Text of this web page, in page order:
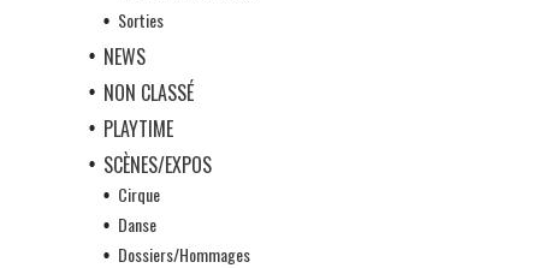
Sorties
NEWS
NON CLASSÉ
PLAYTIME
SCÈNES/EXPOS
Cirque
Danse
Dossiers/Hommages